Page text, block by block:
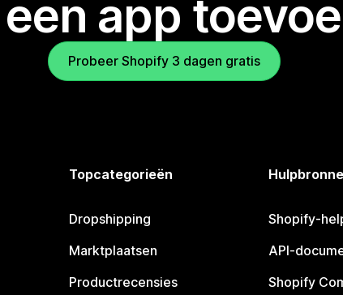
app
Probeer Shopify 3 dagen gratis
Topcategorieën
Dropshipping
Marktplaatsen
Productrecensies
Shopify-
API-
Shopify